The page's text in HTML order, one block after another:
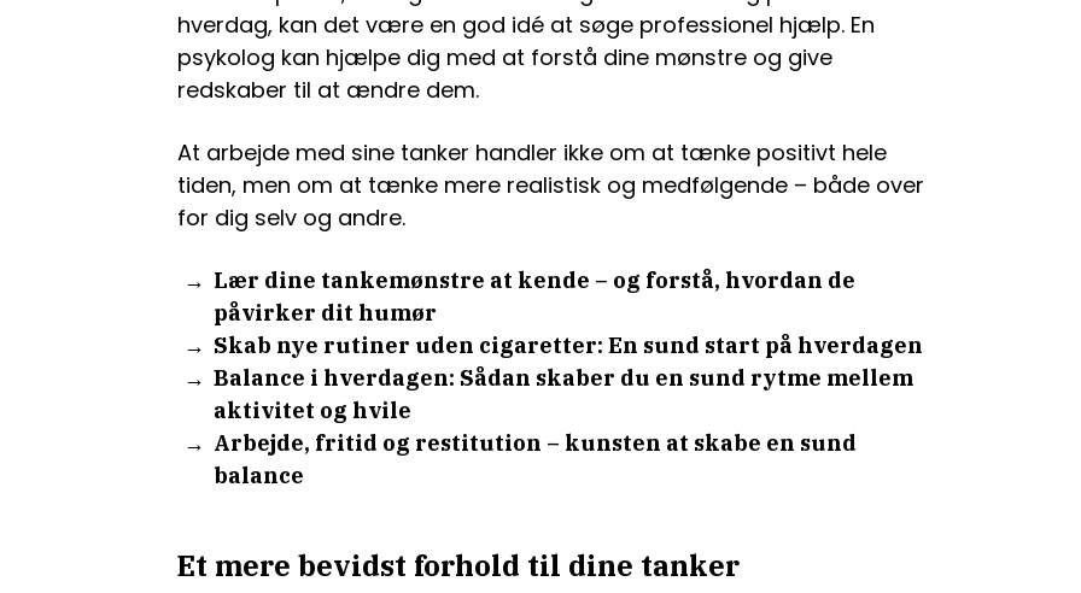
hverdag, kan det være en god idé at søge professionel hjælp. En
psykolog kan hjælpe dig med at forstå dine mønstre og give
redskaber til at ændre dem.
At arbejde med sine tanker handler ikke om at tænke positivt hele
tiden, men om at tænke mere realistisk og medfølgende – både over
for dig selv og andre.
Lær dine tankemønstre at kende – og forstå, hvordan de
påvirker dit humør
Skab nye rutiner uden cigaretter: En sund start på hverdagen
Balance i hverdagen: Sådan skaber du en sund rytme mellem
aktivitet og hvile
Arbejde, fritid og restitution – kunsten at skabe en sund
balance
Et mere bevidst forhold til dine tanker